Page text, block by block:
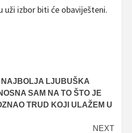
uži izbor biti će obaviješteni.
NAJBOLJA LJUBUŠKA
SAM NA TO ŠTO JE
TRUD KOJI ULAŽEM U
NEXT